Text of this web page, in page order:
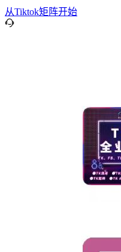
从Tiktok矩阵开始